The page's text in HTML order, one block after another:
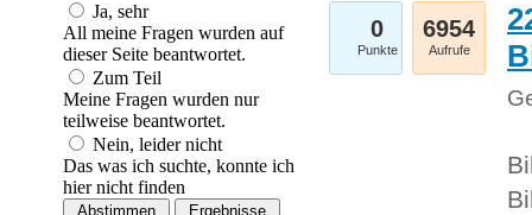
Ja, sehr
All meine Fragen wurden auf
dieser Seite beantwortet.
Zum Teil
Meine Fragen wurden nur
teilweise beantwortet.
Nein, leider nicht
Das was ich suchte, konnte ich
hier nicht finden
0
Punkte
6954
Aufrufe